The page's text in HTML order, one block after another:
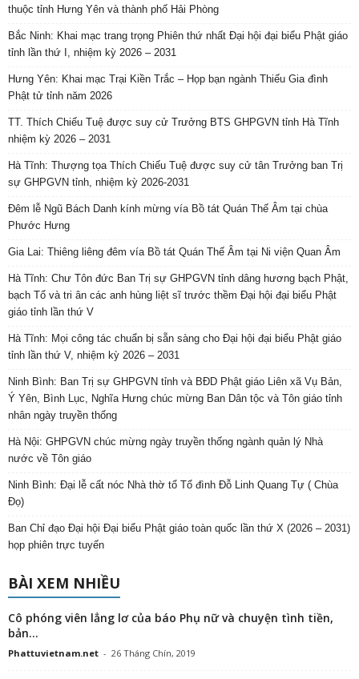
thuộc tỉnh Hưng Yên và thành phố Hải Phòng
Bắc Ninh: Khai mạc trang trọng Phiên thứ nhất Đại hội đại biểu Phật giáo
tỉnh lần thứ I, nhiệm kỳ 2026 – 2031
Hưng Yên: Khai mạc Trại Kiền Trắc – Họp bạn ngành Thiếu Gia đình
Phật tử tỉnh năm 2026
TT. Thích Chiếu Tuệ được suy cử Trưởng BTS GHPGVN tỉnh Hà Tĩnh
nhiệm kỳ 2026 – 2031
Hà Tĩnh: Thượng tọa Thích Chiếu Tuệ được suy cử tân Trưởng ban Trị
sự GHPGVN tỉnh, nhiệm kỳ 2026-2031
Đêm lễ Ngũ Bách Danh kính mừng vía Bồ tát Quán Thế Âm tại chùa
Phước Hưng
Gia Lai: Thiêng liêng đêm vía Bồ tát Quán Thế Âm tại Ni viện Quan Âm
Hà Tĩnh: Chư Tôn đức Ban Trị sự GHPGVN tỉnh dâng hương bạch Phật,
bạch Tổ và tri ân các anh hùng liệt sĩ trước thềm Đại hội đại biểu Phật
giáo tỉnh lần thứ V
Hà Tĩnh: Mọi công tác chuẩn bị sẵn sàng cho Đại hội đại biểu Phật giáo
tỉnh lần thứ V, nhiệm kỳ 2026 – 2031
Ninh Bình: Ban Trị sự GHPGVN tỉnh và BĐD Phật giáo Liên xã Vụ Bản,
Ý Yên, Bình Lục, Nghĩa Hưng chúc mừng Ban Dân tộc và Tôn giáo tỉnh
nhân ngày truyền thống
Hà Nội: GHPGVN chúc mừng ngày truyền thống ngành quản lý Nhà
nước về Tôn giáo
Ninh Bình: Đại lễ cất nóc Nhà thờ tổ Tổ đình Đỗ Linh Quang Tự ( Chùa
Đọ)
Ban Chỉ đạo Đại hội Đại biểu Phật giáo toàn quốc lần thứ X (2026 – 2031)
họp phiên trực tuyến
BÀI XEM NHIỀU
Cô phóng viên lẳng lơ của báo Phụ nữ và chuyện tình tiền,
bản...
Phattuvietnam.net - 26 Tháng Chín, 2019